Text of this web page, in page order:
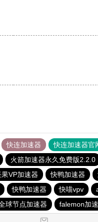
快连加速器 快连加速器官
火箭加速器永久免费版2.2.0
VP加速器 快鸭加速器
快鸭加速器 快喵vpv
球节点加速器 falemon加速